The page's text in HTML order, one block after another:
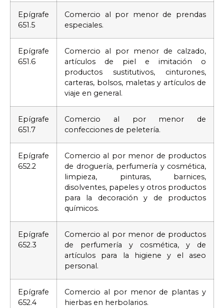
Epígrafe
651.5
Comercio al por menor de prendas
especiales.
Epígrafe
651.6
Comercio al por menor de calzado,
artículos de piel e imitación o
productos sustitutivos, cinturones,
carteras, bolsos, maletas y artículos de
viaje en general.
Epígrafe
651.7
Comercio al por menor de
confecciones de peletería.
Epígrafe
652.2
Comercio al por menor de productos
de droguería, perfumería y cosmética,
limpieza, pinturas, barnices,
disolventes, papeles y otros productos
para la decoración y de productos
químicos.
Epígrafe
652.3
Comercio al por menor de productos
de perfumería y cosmética, y de
artículos para la higiene y el aseo
personal.
Epígrafe
652.4
Comercio al por menor de plantas y
hierbas en herbolarios.